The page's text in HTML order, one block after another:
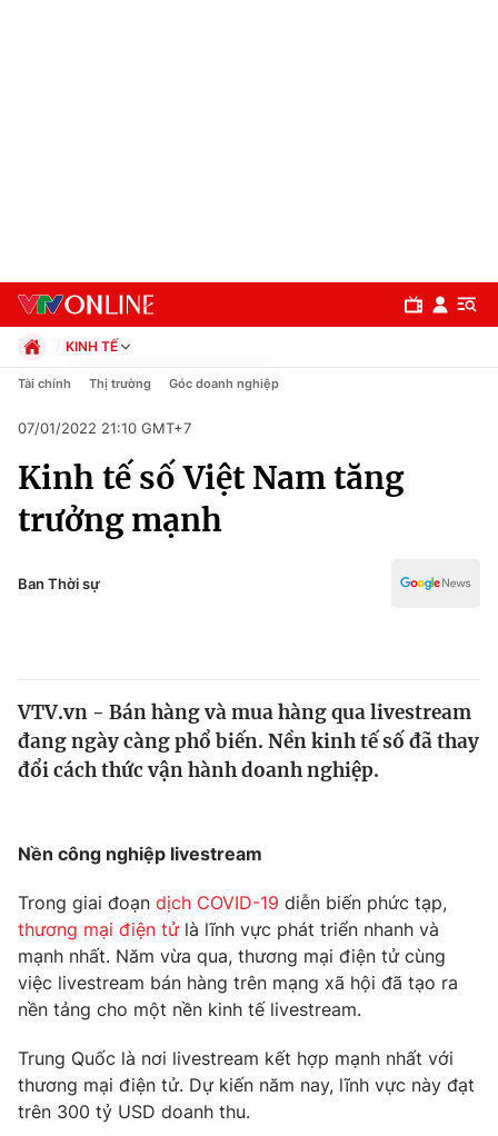
Chuyên mục
Chính trị
Thế giới
Thế giới đó đây
Câu chuyện quốc tế
Thị trường
Góc doanh nghiệp
Dữ liệu và đời sống
Truyền hình
Phim VTV
Hậu trường
Nhân vật
Giải trí
Điện ảnh
Âm nhạc
Đời sống
KINH TẾ
Chính trị
Pháp luật
Kinh tế
Thể thao
Truyền hình
Y tế
Tài chính Thị trường Góc doanh nghiệp
07/01/2022 21:10 GMT+7
Kinh tế số Việt Nam tăng
trưởng mạnh
Ban Thời sự
VTV.vn - Bán hàng và mua hàng qua livestream
đang ngày càng phổ biến. Nền kinh tế số đã thay
đổi cách thức vận hành doanh nghiệp.
Nền công nghiệp livestream
Trong giai đoạn dịch COVID-19 diễn biến phức tạp,
thương mại điện tửlà lĩnh vực phát triển nhanh và
mạnh nhất. Năm vừa qua, thương mại điện tử cùng
việc livestream bán hàng trên mạng xã hội đã tạo ra
nền tảng cho một nền kinh tế livestream.
Trung Quốc là nơi livestream kết hợp mạnh nhất với
thương mại điện tử. Dự kiến năm nay, lĩnh vực này đạt
trên 300 tỷ USD doanh thu.